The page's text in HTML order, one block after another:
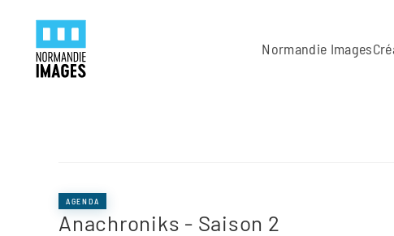
Skip to main content
Normandie Images
AGENDA
Anachroniks - Saison 2